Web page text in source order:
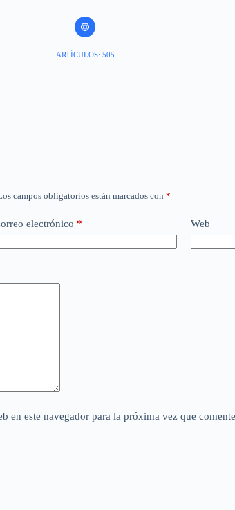
ARTÍCULOS: 505
campos obligatorios están marcados con *
electrónico * Web
en este navegador para la próxima vez que